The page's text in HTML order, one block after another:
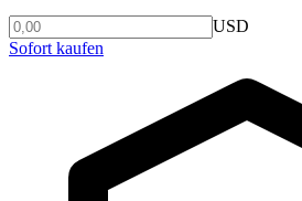
USD
Sofort kaufen